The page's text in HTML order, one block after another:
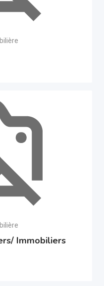
Immobiliers